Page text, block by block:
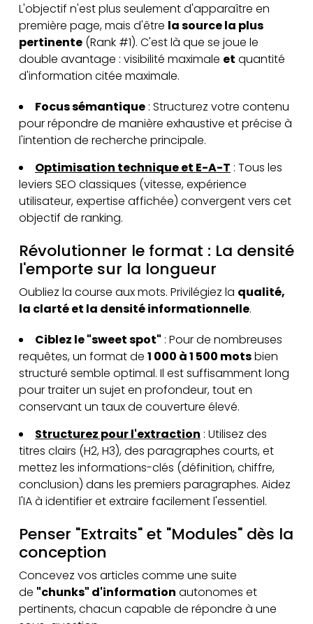
L'objectif n'est plus seulement d'apparaître en
première page, mais d'être la source la plus
pertinente (Rank #1). C'est là que se joue le
double avantage : visibilité maximale et quantité
d'information citée maximale.
Focus sémantique : Structurez votre contenu
pour répondre de manière exhaustive et précise à
l'intention de recherche principale.
Optimisation technique et E-A-T : Tous les
leviers SEO classiques (vitesse, expérience
utilisateur, expertise affichée) convergent vers cet
objectif de ranking.
Révolutionner le format : La densité
l'emporte sur la longueur
Oubliez la course aux mots. Privilégiez la qualité,
la clarté et la densité informationnelle.
Ciblez le "sweet spot" : Pour de nombreuses
requêtes, un format de 1 000 à 1 500 motsbien
structuré semble optimal. Il est suffisamment long
pour traiter un sujet en profondeur, tout en
conservant un taux de couverture élevé.
Structurez pour l'extraction : Utilisez des
titres clairs (H2, H3), des paragraphes courts, et
mettez les informations-clés (définition, chiffre,
conclusion) dans les premiers paragraphes. Aidez
l'IA à identifier et extraire facilement l'essentiel.
Penser "Extraits" et "Modules" dès la
conception
Concevez vos articles comme une suite
de "chunks" d'information autonomes et
pertinents, chacun capable de répondre à une